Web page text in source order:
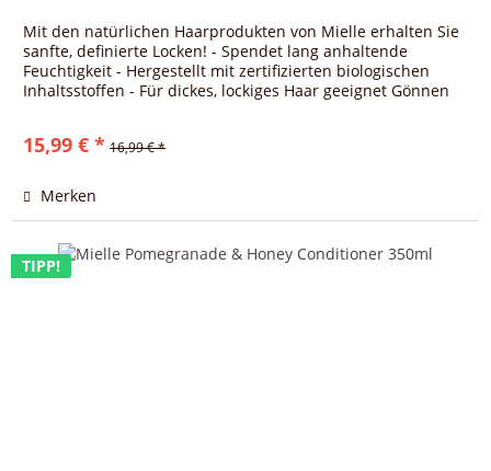
Mit den natürlichen Haarprodukten von Mielle erhalten Sie
sanfte, definierte Locken! - Spendet lang anhaltende
Feuchtigkeit - Hergestellt mit zertifizierten biologischen
Inhaltsstoffen - Für dickes, lockiges Haar geeignet Gönnen
15,99 € * 16,99 € *
Merken
TIPP!